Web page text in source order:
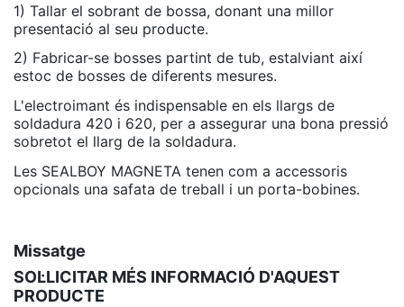
1) Tallar el sobrant de bossa, donant una millor
presentació al seu producte.
2) Fabricar-se bosses partint de tub, estalviant així
estoc de bosses de diferents mesures.
L'electroimant és indispensable en els llargs de
soldadura 420 i 620, per a assegurar una bona pressió
sobretot el llarg de la soldadura.
Les SEALBOY MAGNETA tenen com a accessoris
opcionals una safata de treball i un porta-bobines.
Missatge
SOL·LICITAR MÉS INFORMACIÓ D'AQUEST
PRODUCTE